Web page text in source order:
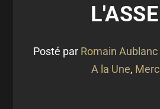
Posté par Romain Aublanc
A la Une,